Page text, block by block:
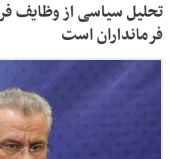
تحلیل سیاسی از وظایف
فرمانداران است